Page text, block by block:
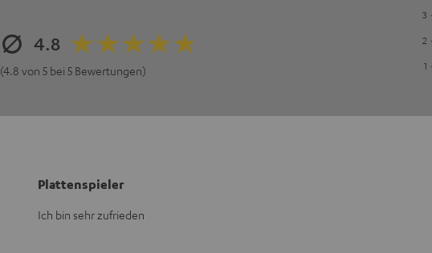
4.8
(4.8 von 5 bei 5 Bewertungen)
3
2
1
Plattenspieler
Ich bin sehr zufrieden